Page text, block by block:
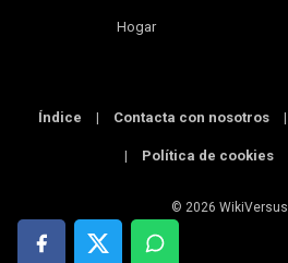
Hogar
Índice | Contacta con nosotros |
| Política de cookies
© 2026